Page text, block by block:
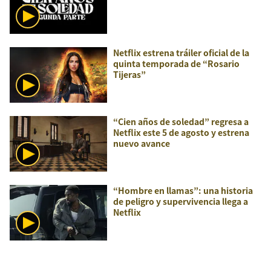
Netflix estrena tráiler oficial de la
quinta temporada de “Rosario
Tijeras”
“Cien años de soledad” regresa a
Netflix este 5 de agosto y estrena
nuevo avance
“Hombre en llamas”: una historia
de peligro y supervivencia llega a
Netflix